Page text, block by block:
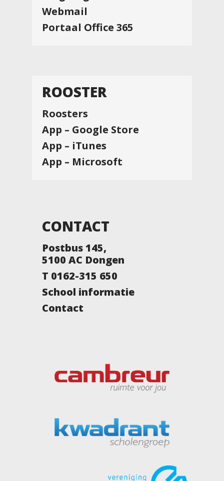
Webmail
Portaal Office 365
ROOSTER
Roosters
App – Google Store
App – iTunes
App – Microsoft
CONTACT
Postbus 145,
5100 AC Dongen
T 0162-315 650
School informatie
Contact